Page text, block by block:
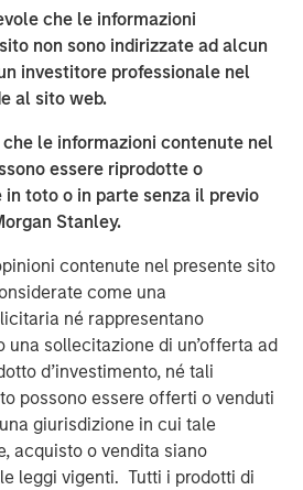
che le informazioni
non sono indirizzate ad alcun
investitore professionale nel
al sito web.
le informazioni contenute nel
essere riprodotte o
toto o in parte senza il previo
Stanley.
contenute nel presente sito
come una
né rappresentano
una sollecitazione di un’offerta ad
d’investimento, né tali
possono essere offerti o venduti
giurisdizione in cui tale
acquisto o vendita siano
leggi vigenti. Tutti i prodotti di
priorities and selection of
Stanley conducted an
asset owners and facilitated
with senior leaders of pension
that shed light on a
that still exists among
diversity into their
Chairman of Morgan Stanley and
Multicultural Client Strategy
of Morgan Stanley’s strategy to
investing landscape and
asset owners to recognize the
investment approach.”
key insights among asset